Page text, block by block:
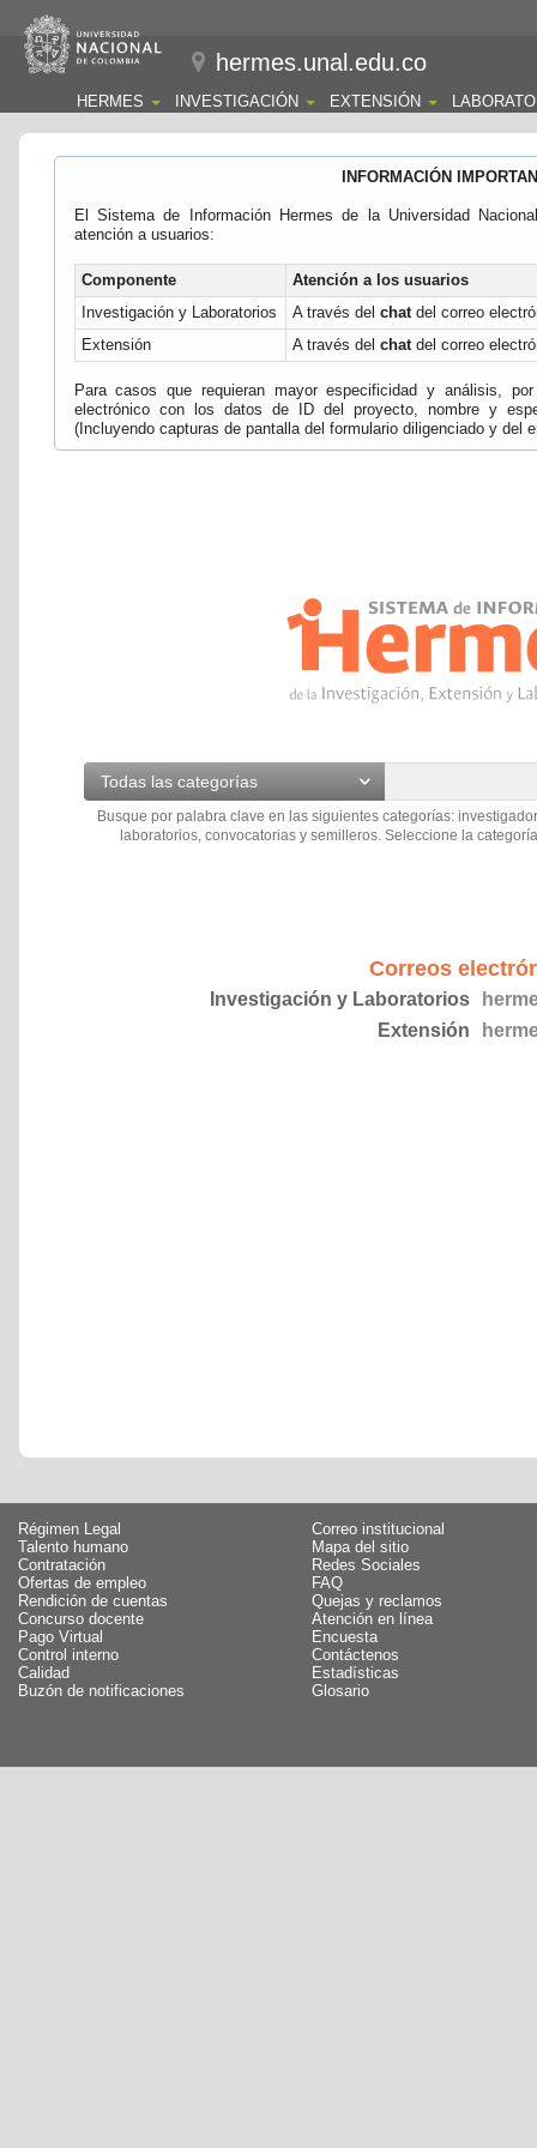
hermes.unal.edu.co
HERMES INVESTIGACIÓN EXTENSIÓN
INFORMACIÓN
El Sistema de Información Hermes de la Universidad
atención a usuarios:
Componente
Atención a los usuarios
Investigación y Laboratorios
A través del chatdel correo
Extensión
A través del chatdel correo
Para casos que requieran mayor especificidad y análisis,
electrónico con los datos de ID del proyecto, nombre y
(Incluyendo capturas de pantalla del formulario diligenciado y del
Todas las categorías
Busque por palabra clave en las siguientes categorías:
laboratorios, convocatorias y semilleros. Seleccione la
Correos
Investigación y Laboratorios
Extensión
Régimen Legal
Talento humano
Contratación
Ofertas de empleo
Rendición de cuentas
Concurso docente
Pago Virtual
Control interno
Calidad
Buzón de notificaciones
Correo institucional
Mapa del sitio
Redes Sociales
FAQ
Quejas y reclamos
Atención en línea
Encuesta
Contáctenos
Estadísticas
Glosario